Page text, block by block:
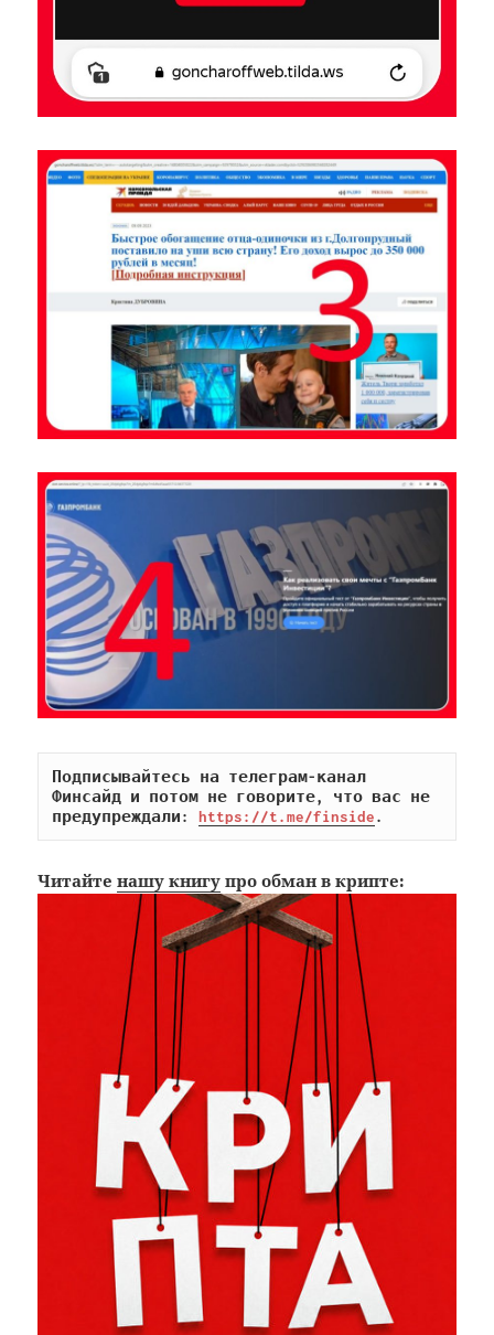
Подписывайтесь на телеграм-канал
Финсайд и потом не говорите, что вас не
предупреждали: https://t.me/finside.
Читайтенашу книгу про обман в крипте: